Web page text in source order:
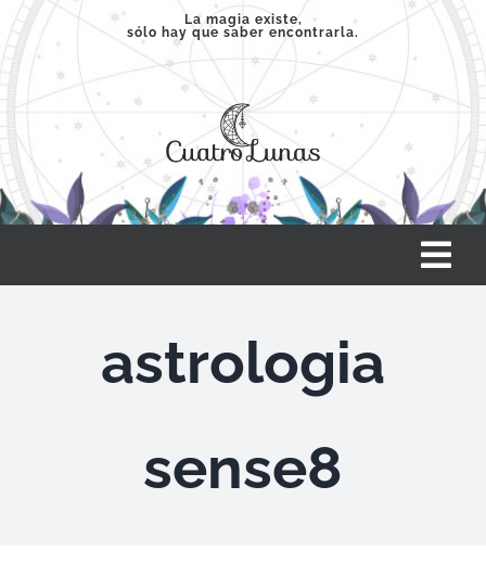
Saltar
contenido
La magia existe,
sólo hay que saber encontrarla.
astrologia
sense8